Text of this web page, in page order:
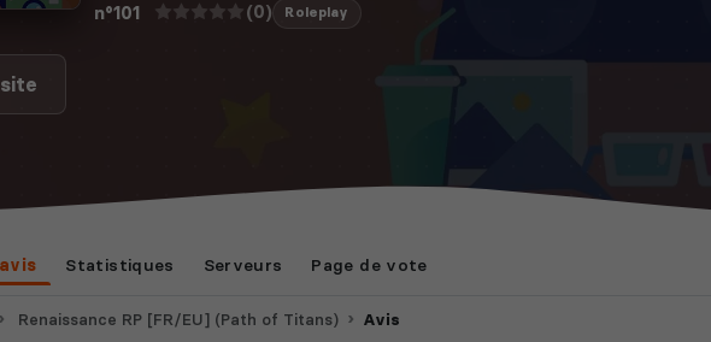
n°101 (0) Roleplay
Statistiques Serveurs Page de vote
Renaissance RP [FR/EU] (Path of Titans) Avis